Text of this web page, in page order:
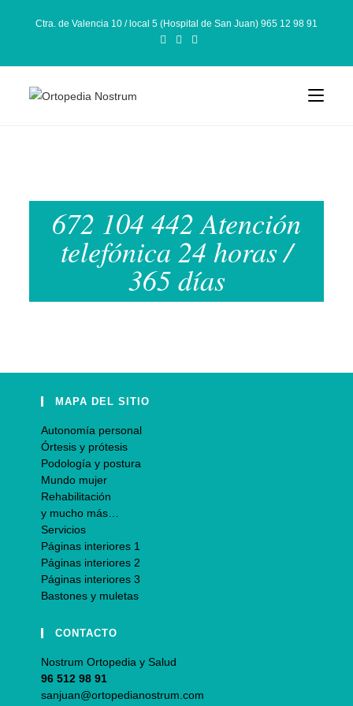
Ctra. de Valencia 10 / local 5 (Hospital de San Juan) 965 12 98 91
672 104 442 Atención
telefónica 24 horas /
365 días
MAPA DEL SITIO
Autonomía personal
Órtesis y prótesis
Podología y postura
Mundo mujer
Rehabilitación
y mucho más…
Servicios
Páginas interiores 1
Páginas interiores 2
Páginas interiores 3
Bastones y muletas
CONTACTO
Nostrum Ortopedia y Salud
96 512 98 91
sanjuan@ortopedianostrum.com